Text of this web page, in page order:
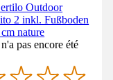
Outdoor
2 inkl. Fußboden
nature
pas encore été